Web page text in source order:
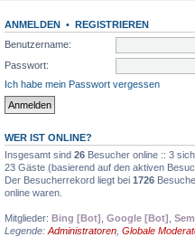
ANMELDEN • REGISTRIEREN
Benutzername:
Passwort:
Ich habe mein Passwort vergessen
WER IST ONLINE?
Insgesamt sind 26 Besucher online :: 3
23 Gäste (basierend auf den aktiven
Der Besucherrekord liegt bei 1726
online waren.
Mitglieder: Bing [Bot] Google [Bot]
Legende: Administratoren Globale